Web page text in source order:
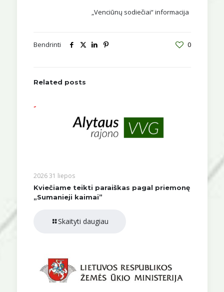
„Venciūnų sodiečiai“ informacija
Bendrinti 0
Related posts
2026 31 liepos
Kviečiame teikti paraiškas pagal priemonę
„Sumanieji kaimai”
Skaityti daugiau